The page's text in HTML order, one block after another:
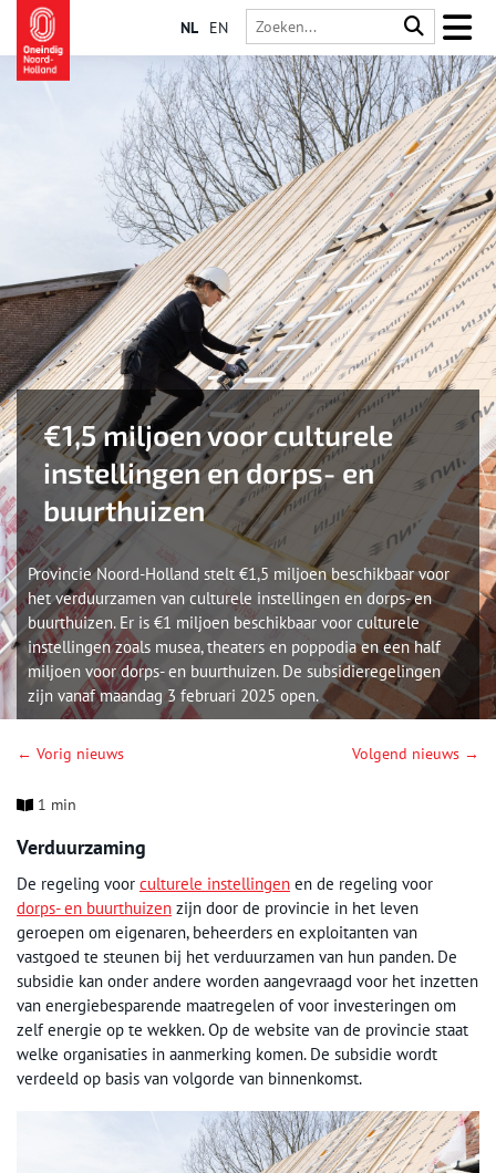
NL EN
€1,5 miljoen voor culturele
instellingen en dorps- en
buurthuizen
Provincie Noord-Holland stelt €1,5 miljoen beschikbaar voor
het verduurzamen van culturele instellingen en dorps- en
buurthuizen. Er is €1 miljoen beschikbaar voor culturele
instellingen zoals musea, theaters en poppodia en een half
miljoen voor dorps- en buurthuizen. De subsidieregelingen
zijn vanaf maandag 3 februari 2025 open.
← Vorig nieuws Volgend nieuws →
1 min
Verduurzaming
De regeling voor culturele instellingen en de regeling voor
dorps- en buurthuizen zijn door de provincie in het leven
geroepen om eigenaren, beheerders en exploitanten van
vastgoed te steunen bij het verduurzamen van hun panden. De
subsidie kan onder andere worden aangevraagd voor het inzetten
van energiebesparende maatregelen of voor investeringen om
zelf energie op te wekken. Op de website van de provincie staat
welke organisaties in aanmerking komen. De subsidie wordt
verdeeld op basis van volgorde van binnenkomst.